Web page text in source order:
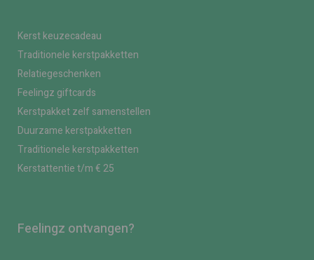
Kerst keuzecadeau
Traditionele kerstpakketten
Relatiegeschenken
Feelingz giftcards
Kerstpakket zelf samenstellen
Duurzame kerstpakketten
Traditionele kerstpakketten
Kerstattentie t/m € 25
Feelingz ontvangen?